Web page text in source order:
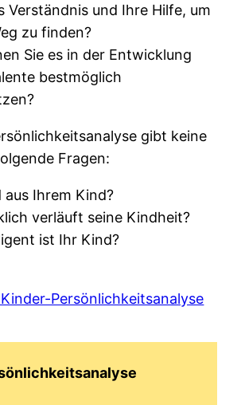
Verständnis und Ihre Hilfe, um
zu finden?
Sie es in der Entwicklung
bestmöglich
gibt keine
Fragen:
aus Ihrem Kind?
verläuft seine Kindheit?
ist Ihr Kind?
Persönlichkeitsanalyse